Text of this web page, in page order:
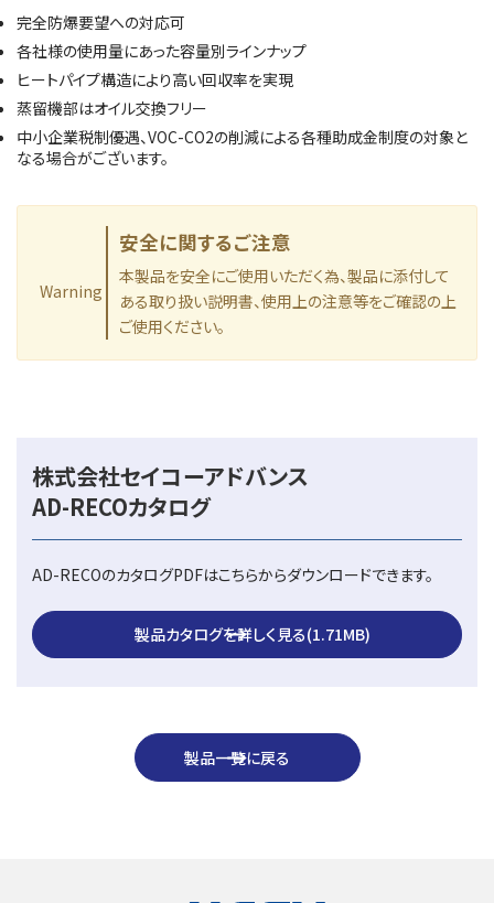
完全防爆要望への対応可
各社様の使用量にあった容量別ラインナップ
ヒートパイプ構造により高い回収率を実現
蒸留機部はオイル交換フリー
中小企業税制優遇、VOC-CO2の削減による各種助成金制度の対象と
なる場合がございます。
Warning
安全に関するご注意
本製品を安全にご使用いただく為、製品に添付して
ある取り扱い説明書、使用上の注意等をご確認の上
ご使用ください。
株式会社セイコーアドバンス
AD-RECOカタログ
AD-RECOのカタログPDFはこちらからダウンロードできます。
製品カタログを詳しく見る(1.71MB)
製品一覧に戻る